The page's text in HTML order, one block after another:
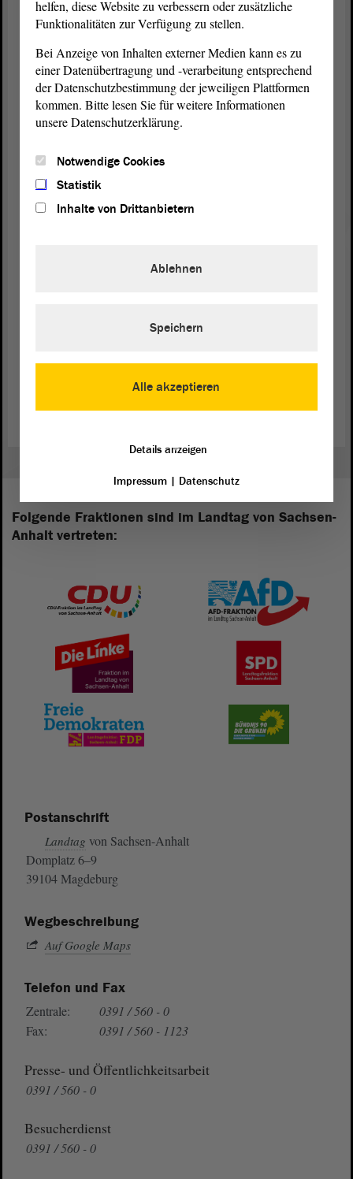
Wenn man das Parlament schon an seiner Seite hat,
Parlament auch erwarten, dass man als
Ministerpräsidentan dieser Stelle Kante zeigt; denn
nur mit beherzten Reformen wird es uns gelingen,
Akzeptanzfüße zu stellen, die er auch verdient. -
Vielen Dank.
CDU: Er hat nicht zugestimmt!)
Zurück zur Landtagssitzung
Folgende Fraktionen sind im Landtag von Sachsen-
Anhalt vertreten:
Postanschrift
Landtag von Sachsen-Anhalt
Domplatz 6–9
39104 Magdeburg
Wegbeschreibung
Auf Google Maps
Telefon und Fax
Zentrale:
0391 / 560 - 0
Fax:
0391 / 560 - 1123
Presse- und Öffentlichkeitsarbeit
0391 / 560 - 0
Besucherdienst
0391 / 560 - 0
helfen, diese Website zu verbessern oder zusätzliche
Funktionalitäten zur Verfügung zu stellen.
Bei Anzeige von Inhalten externer Medien kann es zu
einer Datenübertragung und -verarbeitung entsprechend
der Datenschutzbestimmung der jeweiligen Plattformen
kommen. Bitte lesen Sie für weitere Informationen
unsere Datenschutzerklärung.
Notwendige Cookies
Statistik
Inhalte von Drittanbietern
Alle akzeptieren
Ablehnen
Speichern
Details anzeigen
Impressum| Datenschutz